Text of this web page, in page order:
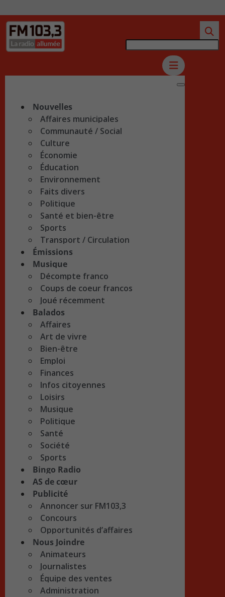
Nouvelles
Affaires municipales
Communauté / Social
Culture
Économie
Éducation
Environnement
Faits divers
Politique
Santé et bien-être
Sports
Transport / Circulation
Émissions
Musique
Décompte franco
Coups de coeur francos
Joué récemment
Balados
Affaires
Art de vivre
Bien-être
Emploi
Finances
Infos citoyennes
Loisirs
Musique
Politique
Santé
Société
Sports
Bingo Radio
AS de cœur
Publicité
Annoncer sur FM103,3
Concours
Opportunités d’affaires
Nous Joindre
Animateurs
Journalistes
Équipe des ventes
Administration